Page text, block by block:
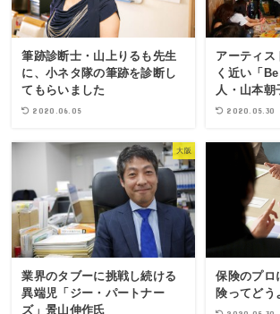
筆跡診断士・山上りるも先生
に、小ネタ隊の筆跡を診断し
てもらいました
2020.06.05
アーティス
く近い「
人・山本朝
2020.05.30
大阪
業界のタブーに挑戦し続ける
異端児「ジー・パートナー
ズ」景山伸作氏
保険のプロ
険ってどう